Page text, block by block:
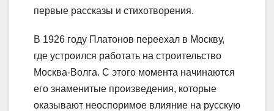
первые рассказы и стихотворения.
В 1926 году Платонов переехал в Москву,
где устроился работать на строительство
Москва-Волга. С этого момента начинаются
его знаменитые произведения, которые
оказывают неоспоримое влияние на русскую